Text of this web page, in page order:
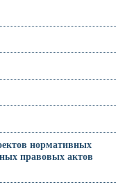
нормативных
правовых актов